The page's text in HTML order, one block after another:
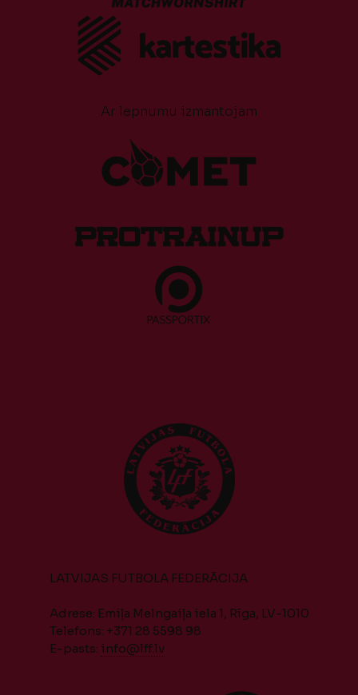
Ar lepnumu izmantojam
LATVIJAS FUTBOLA FEDERĀCIJA
Adrese: Emiļa Melngaiļa iela 1, Rīga, LV-1010
Telefons: +371 28 5598 98
E-pasts: info@lff.lv